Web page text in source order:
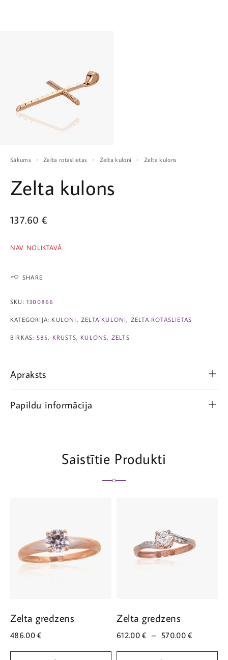
Sākums Zelta rotaslietas Zelta kuloni Zelta kulons
Zelta kulons
137.60 €
NAV NOLIKTAVĀ
SHARE
SKU: 1300866
KATEGORIJA: KULONI ZELTA KULONI ZELTA ROTASLIETAS
BIRKAS: 585 KRUSTS KULONS ZELTS
Apraksts
Papildu informācija
Saistītie Produkti
Zelta gredzens
486.00€
Zelta gredzens
570.00€
–
612.00€